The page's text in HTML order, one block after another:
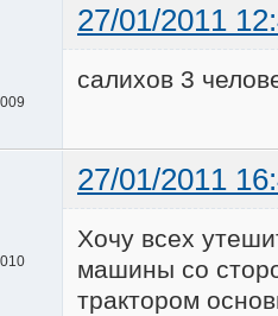
27/01/2011
салихов 3
27/01/2011
Хочу всех
машины со
трактором